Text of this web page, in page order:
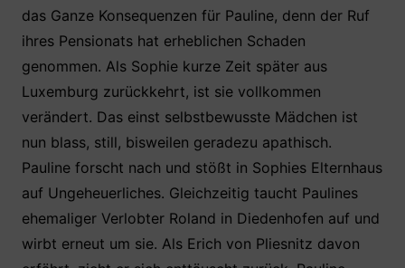
das Ganze Konsequenzen für Pauline, denn der Ruf
ihres Pensionats hat erheblichen Schaden
genommen. Als Sophie kurze Zeit später aus
Luxemburg zurückkehrt, ist sie vollkommen
verändert. Das einst selbstbewusste Mädchen ist
nun blass, still, bisweilen geradezu apathisch.
Pauline forscht nach und stößt in Sophies Elternhaus
auf Ungeheuerliches. Gleichzeitig taucht Paulines
ehemaliger Verlobter Roland in Diedenhofen auf und
wirbt erneut um sie. Als Erich von Pliesnitz davon